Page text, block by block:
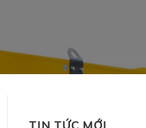
TIN TỨC MỚI